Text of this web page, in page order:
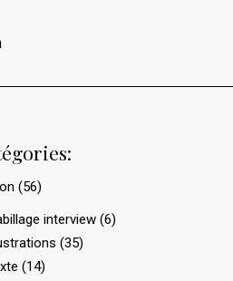
(56)
interview (6)
(35)
(14)